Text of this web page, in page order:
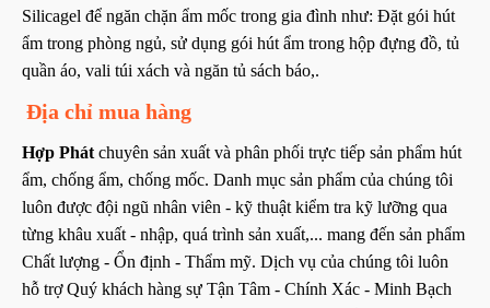
Silicagel để ngăn chặn ẩm mốc trong gia đình như: Đặt gói hút
ẩm trong phòng ngủ, sử dụng gói hút ẩm trong hộp đựng đồ, tủ
quần áo, vali túi xách và ngăn tủ sách báo,.
Địa chỉ mua hàng
Hợp Phát chuyên sản xuất và phân phối trực tiếp sản phẩm hút
ẩm, chống ẩm, chống mốc. Danh mục sản phẩm của chúng tôi
luôn được đội ngũ nhân viên - kỹ thuật kiểm tra kỹ lưỡng qua
từng khâu xuất - nhập, quá trình sản xuất,... mang đến sản phẩm
Chất lượng - Ổn định - Thẩm mỹ. Dịch vụ của chúng tôi luôn
hỗ trợ Quý khách hàng sự Tận Tâm - Chính Xác - Minh Bạch